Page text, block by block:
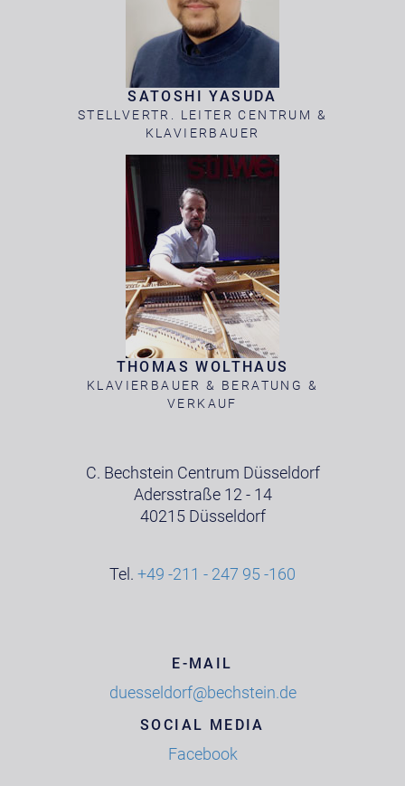
SATOSHI YASUDA
STELLVERTR. LEITER CENTRUM &
KLAVIERBAUER
THOMAS WOLTHAUS
KLAVIERBAUER & BERATUNG &
VERKAUF
C. Bechstein Centrum Düsseldorf
Adersstraße 12 - 14
40215 Düsseldorf
Tel. +49 -211 - 247 95 -160
E-MAIL
duesseldorf@bechstein.de
SOCIAL MEDIA
Facebook